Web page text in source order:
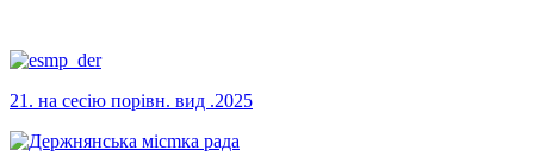
21. на сесію порівн. вид .2025